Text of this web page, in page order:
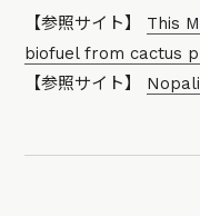
【参照サイト】 This
biofuel from cactus
【参照サイト】